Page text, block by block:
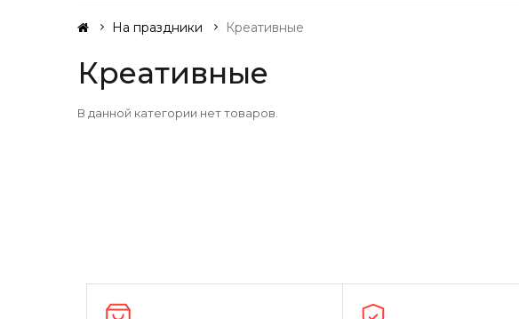
На праздники Креативные
Креативные
В данной категории нет товаров.